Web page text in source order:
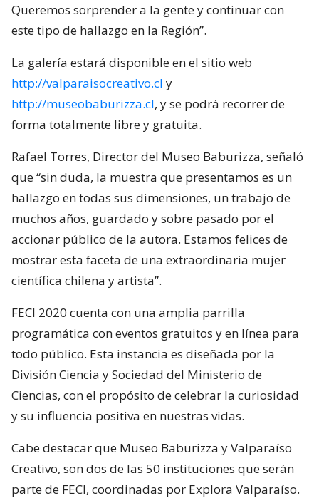
Queremos sorprender a la gente y continuar con
este tipo de hallazgo en la Región”.
La galería estará disponible en el sitio web
http://valparaisocreativo.cl y
http://museobaburizza.cl, y se podrá recorrer de
forma totalmente libre y gratuita.
Rafael Torres, Director del Museo Baburizza, señaló
que “sin duda, la muestra que presentamos es un
hallazgo en todas sus dimensiones, un trabajo de
muchos años, guardado y sobre pasado por el
accionar público de la autora. Estamos felices de
mostrar esta faceta de una extraordinaria mujer
científica chilena y artista”.
FECI 2020 cuenta con una amplia parrilla
programática con eventos gratuitos y en línea para
todo público. Esta instancia es diseñada por la
División Ciencia y Sociedad del Ministerio de
Ciencias, con el propósito de celebrar la curiosidad
y su influencia positiva en nuestras vidas.
Cabe destacar que Museo Baburizza y Valparaíso
Creativo, son dos de las 50 instituciones que serán
parte de FECI, coordinadas por Explora Valparaíso.